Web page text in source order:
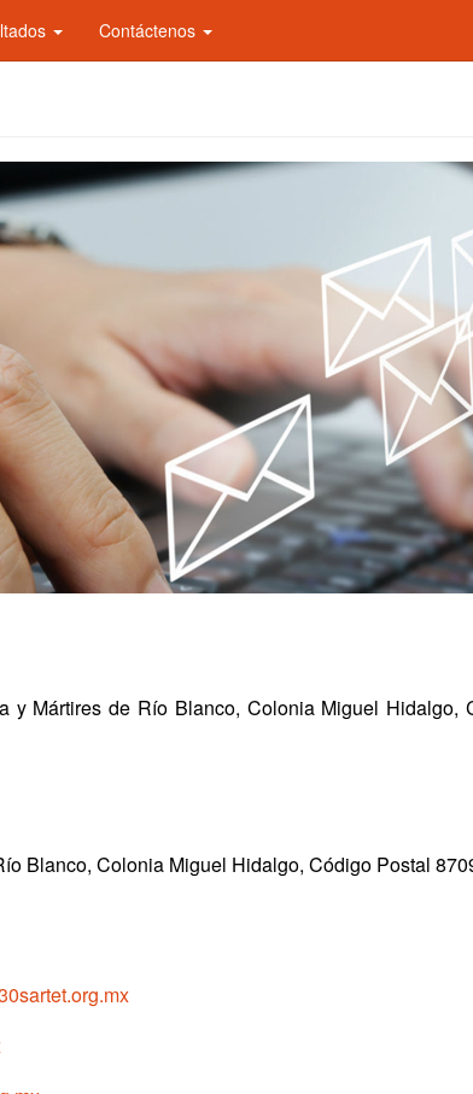
Contáctenos
Mártires de Río Blanco, Colonia Miguel Hidalgo,
Blanco, Colonia Miguel Hidalgo, Código Postal